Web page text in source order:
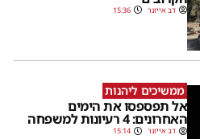
דב אייזנר 15:36
ממשיכים ליהנות
אל תפספסו את הימים
האחרונים: 4 רעיונות למשפחה
דב אייזנר 15:14